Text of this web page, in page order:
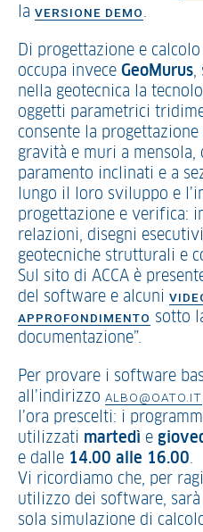
la VERSIONE DEMO.
Di progettazione e
occupa invece GeoMurus,
nella geotecnica la
oggetti parametrici
consente la
gravità e muri a mensola,
paramento inclinati e a
lungo il loro sviluppo e
progettazione e verifica:
relazioni, disegni
geotecniche strutturali e
Sul sito di ACCA è
del software e alcuni
APPROFONDIMENTO sotto
documentazione”.
Per provare i software
all’indirizzo ALBO@OATO.IT
l’ora prescelti: i
utilizzati martedì e
e dalle 14.00 alle 16.00.
Vi ricordiamo che, per
utilizzo dei software,
sola simulazione di